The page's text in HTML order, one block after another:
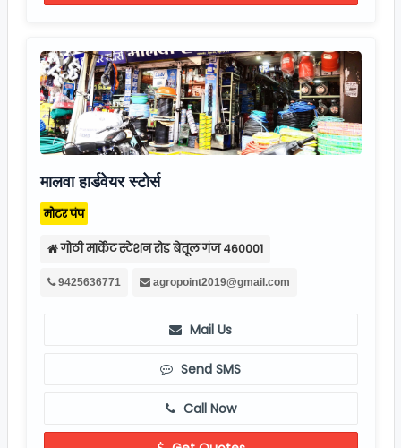
मालवा हार्डवेयर स्टोर्स
मोटर पंप
गोठी मार्केट स्टेशन रोड बेतूल गंज 460001
9425636771 agropoint2019@gmail.com
Mail Us
Send SMS
Call Now
Get Quotes